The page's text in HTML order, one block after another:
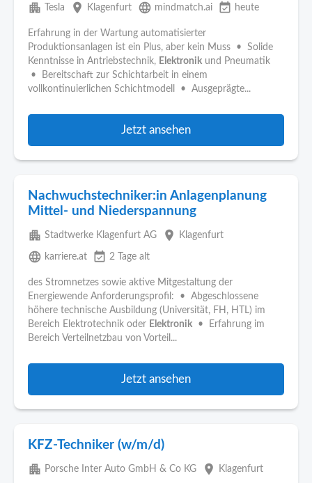
apartment Tesla place Klagenfurt language mindmatch.ai event_available heute
Erfahrung in der Wartung automatisierter
Produktionsanlagen ist ein Plus, aber kein Muss • Solide
Kenntnisse in Antriebstechnik, Elektronik und Pneumatik
• Bereitschaft zur Schichtarbeit in einem
vollkontinuierlichen Schichtmodell • Ausgeprägte...
Jetzt ansehen
Nachwuchstechniker:in Anlagenplanung
Mittel- und Niederspannung
apartment Stadtwerke Klagenfurt AG place Klagenfurt
language karriere.at event_available 2 Tage alt
des Stromnetzes sowie aktive Mitgestaltung der
Energiewende Anforderungsprofil: • Abgeschlossene
höhere technische Ausbildung (Universität, FH, HTL) im
Bereich Elektrotechnik oder Elektronik • Erfahrung im
Bereich Verteilnetzbau von Vorteil...
Jetzt ansehen
KFZ-Techniker (w/m/d)
apartment Porsche Inter Auto GmbH & Co KG place Klagenfurt